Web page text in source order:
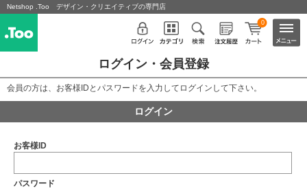
Netshop .Too デザイン・クリエイティブの専門店
0
ログイン・会員登録
会員の方は、お客様IDとパスワードを入力してログインして下さい。
ログイン
お客様ID
パスワード